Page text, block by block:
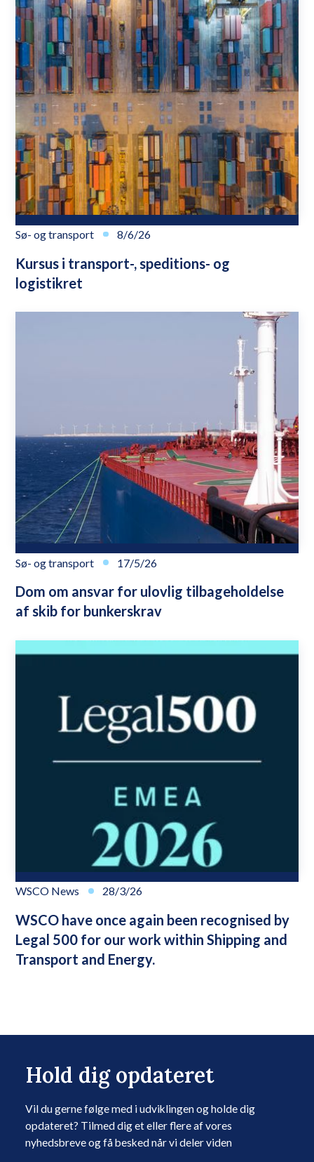
Sø- og transport 8/6/26
Kursus i transport-, speditions- og
logistikret
Sø- og transport 17/5/26
Dom om ansvar for ulovlig tilbageholdelse
af skib for bunkerskrav
WSCO News 28/3/26
WSCO have once again been recognised by
Legal 500 for our work within Shipping and
Transport and Energy.
Hold dig opdateret
Vil du gerne følge med i udviklingen og holde dig
opdateret? Tilmed dig et eller flere af vores
nyhedsbreve og få besked når vi deler viden